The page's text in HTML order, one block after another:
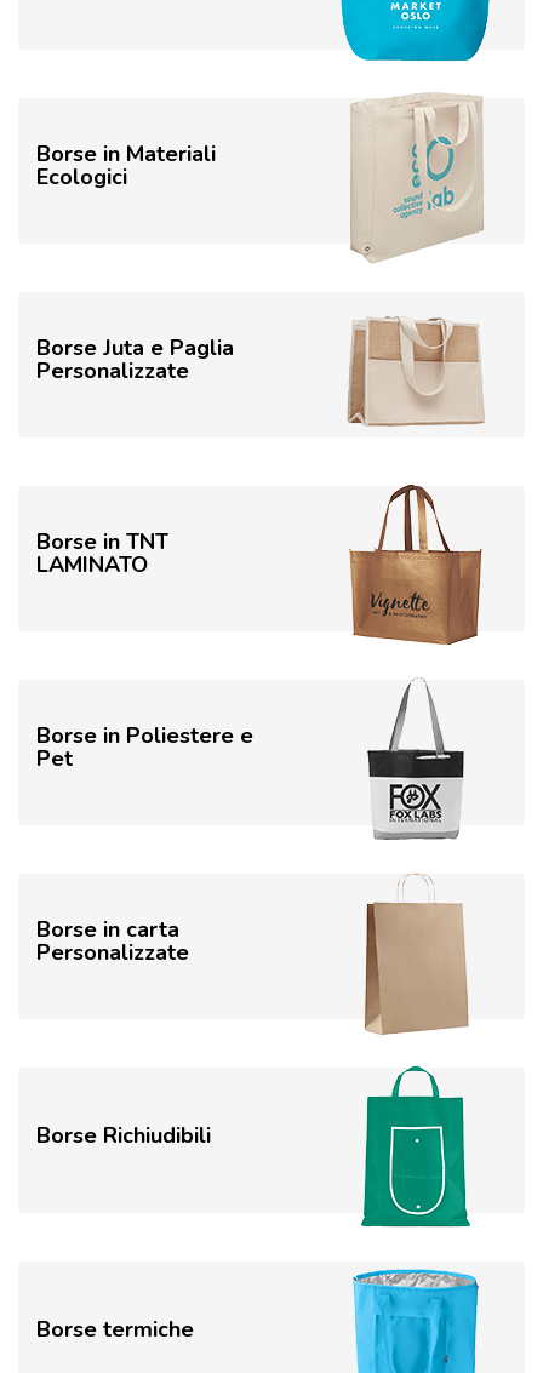
Borse in Materiali
Ecologici
Borse Juta e Paglia
Personalizzate
Borse in TNT
LAMINATO
Borse in Poliestere e
Pet
Borse in carta
Personalizzate
Borse Richiudibili
Borse termiche